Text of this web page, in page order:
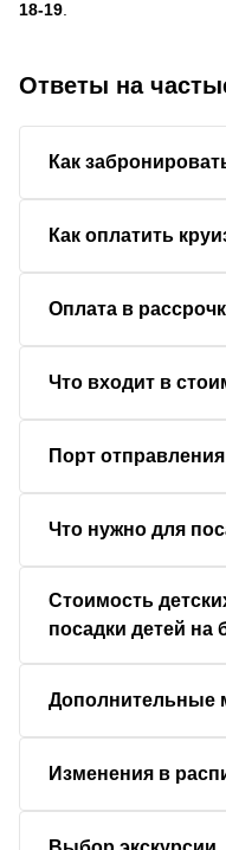
18-19
Ответы на
Как
Как оплатить
Оплата в
Что входит в
Порт
Что нужно для
Стоимость
посадки детей на
Дополнительные
Изменения в